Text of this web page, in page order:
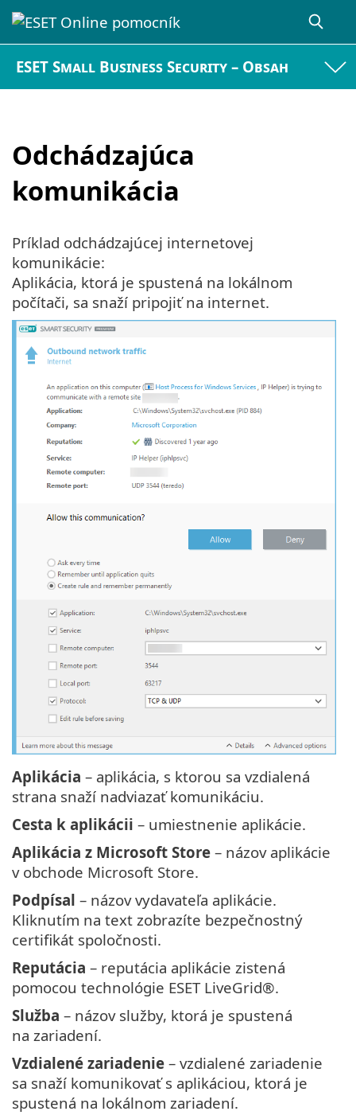
ESET Small Business Security – Obsah
Odchádzajúca
komunikácia
Príklad odchádzajúcej internetovej
komunikácie:
Aplikácia, ktorá je spustená na lokálnom
počítači, sa snaží pripojiť na internet.
Aplikácia – aplikácia, s ktorou sa vzdialená
strana snaží nadviazať komunikáciu.
Cesta k aplikácii – umiestnenie aplikácie.
Aplikácia z Microsoft Store – názov aplikácie
v obchode Microsoft Store.
Podpísal – názov vydavateľa aplikácie.
Kliknutím na text zobrazíte bezpečnostný
certifikát spoločnosti.
Reputácia – reputácia aplikácie zistená
pomocou technológie ESET LiveGrid®.
Služba – názov služby, ktorá je spustená
na zariadení.
Vzdialené zariadenie – vzdialené zariadenie
sa snaží komunikovať s aplikáciou, ktorá je
spustená na lokálnom zariadení.